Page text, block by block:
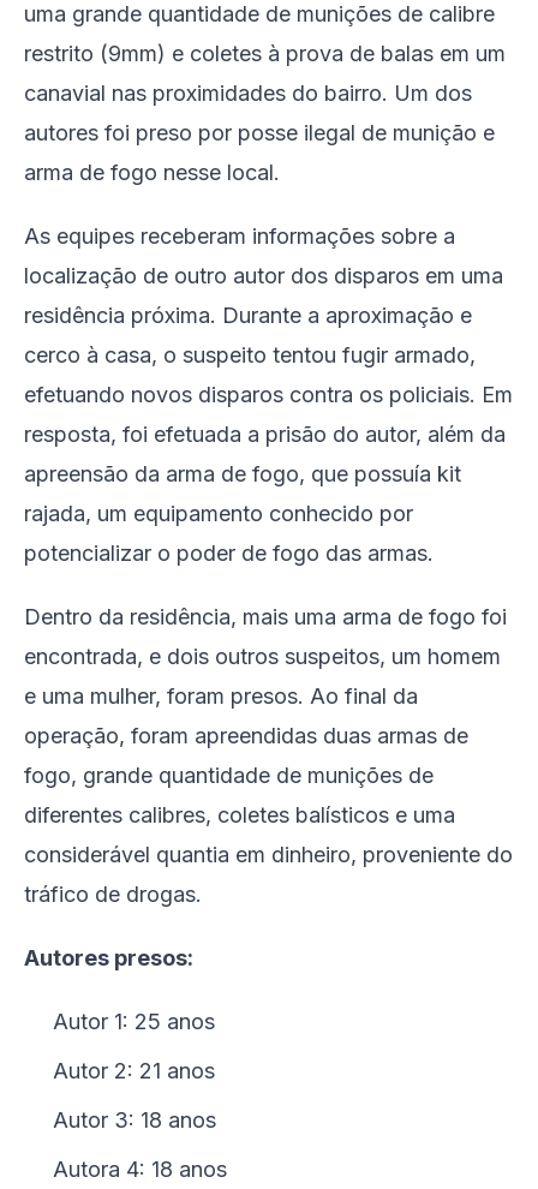
uma grande quantidade de munições de calibre
restrito (9mm) e coletes à prova de balas em um
canavial nas proximidades do bairro. Um dos
autores foi preso por posse ilegal de munição e
arma de fogo nesse local.
As equipes receberam informações sobre a
localização de outro autor dos disparos em uma
residência próxima. Durante a aproximação e
cerco à casa, o suspeito tentou fugir armado,
efetuando novos disparos contra os policiais. Em
resposta, foi efetuada a prisão do autor, além da
apreensão da arma de fogo, que possuía kit
rajada, um equipamento conhecido por
potencializar o poder de fogo das armas.
Dentro da residência, mais uma arma de fogo foi
encontrada, e dois outros suspeitos, um homem
e uma mulher, foram presos. Ao final da
operação, foram apreendidas duas armas de
fogo, grande quantidade de munições de
diferentes calibres, coletes balísticos e uma
considerável quantia em dinheiro, proveniente do
tráfico de drogas.
Autores presos:
Autor 1: 25 anos
Autor 2: 21 anos
Autor 3: 18 anos
Autora 4: 18 anos